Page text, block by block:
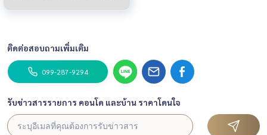
ติดต่อสอบถามเพิ่มเติม
099-287-9294
รับข่าวสารรายการ คอนโด และบ้าน ราคาโดนใจ